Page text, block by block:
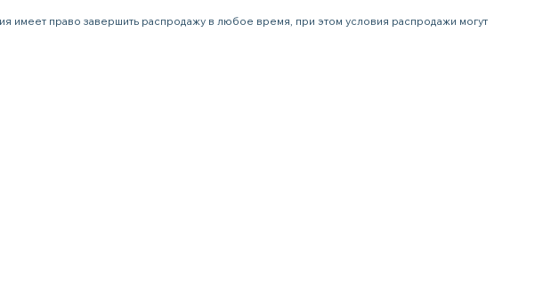
имеет право завершить распродажу в любое время, при этом условия распродажи могут